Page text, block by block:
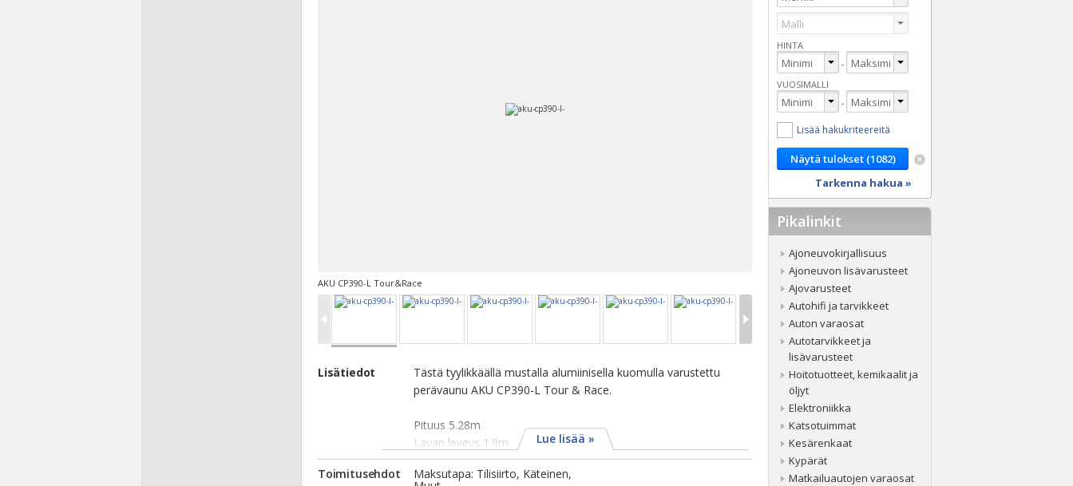
AKU CP390-L Tour&Race
Lisätiedot
Tästä tyylikkäällä mustalla alumiinisella kuomulla varustettu
perävaunu AKU CP390-L Tour & Race.
Pituus 5.28m
Lavan leveys 1.9m
Lue lisää »
Toimitusehdot Maksutapa: Tilisiirto, Käteinen,
HINTA
-
VUOSIMALLI
-
Lisää hakukriteereitä
Tarkenna hakua »
Pikalinkit
Ajoneuvokirjallisuus
Ajoneuvon lisävarusteet
Ajovarusteet
Autohifi ja tarvikkeet
Auton varaosat
Autotarvikkeet ja
lisävarusteet
Hoitotuotteet, kemikaalit ja
öljyt
Elektroniikka
Katsotuimmat
Kesärenkaat
Kypärät
Matkailuautojen varaosat